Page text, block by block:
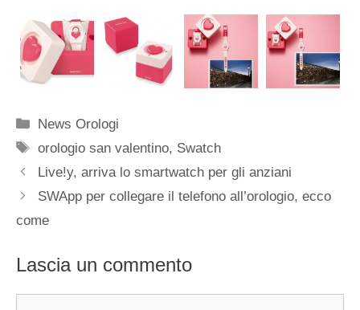
Categorie
News Orologi
Tag
orologio san valentino, Swatch
Navigazione
articolo
Live!y, arriva lo smartwatch per gli anziani
SWApp per collegare il telefono all’orologio, ecco
come
Lascia un commento